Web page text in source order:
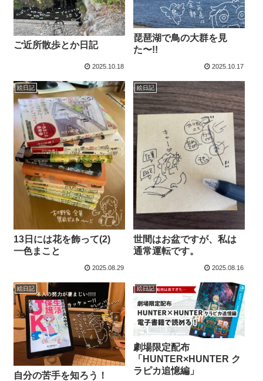
ご近所散歩とか日記
2025.10.18
琵琶湖で鳥の大群を見
た〜!!
2025.10.17
絵日記
13日には花を飾って(2)
一色まこと
2025.08.29
絵日記
世間はお盆ですが、私は
通常運転です。
2025.08.16
絵日記
自分の苦手を知ろう！
絵日記
劇場限定配布
「HUNTER×HUNTER ク
ラピカ追憶編」